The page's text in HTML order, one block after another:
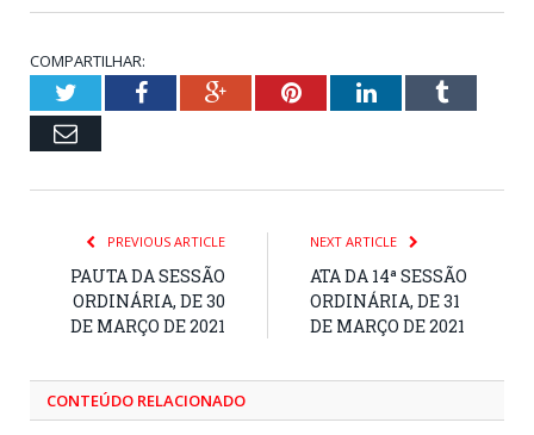
COMPARTILHAR:
TwitterFacebookGoogle+PinterestLinkedInTumblr
Email
PREVIOUS ARTICLE
PAUTA DA SESSÃO
ORDINÁRIA, DE 30
DE MARÇO DE 2021
NEXT ARTICLE
ATA DA 14ª SESSÃO
ORDINÁRIA, DE 31
DE MARÇO DE 2021
CONTEÚDO RELACIONADO